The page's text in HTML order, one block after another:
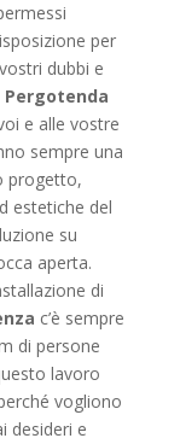
per
dubbi e
Pergotenda
e alle vostre
sempre una
progetto,
estetiche del
su
aperta.
di
c’è sempre
di persone
lavoro
vogliono
desideri e